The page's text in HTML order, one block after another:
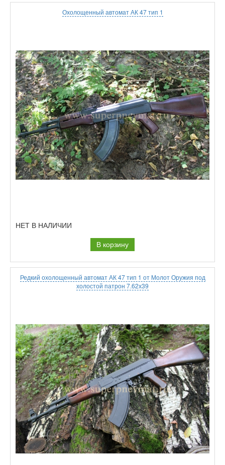
Охолощенный автомат АК 47 тип 1
НЕТ В НАЛИЧИИ
В корзину
Редкий охолощенный автомат АК 47 тип 1 от Молот Оружия под
холостой патрон 7.62х39